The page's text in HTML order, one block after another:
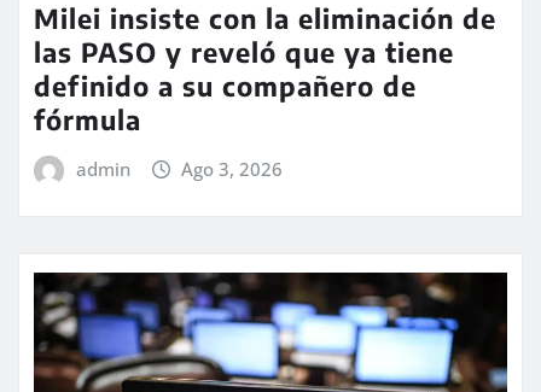
Milei insiste con la eliminación de
las PASO y reveló que ya tiene
definido a su compañero de
fórmula
admin Ago 3, 2026